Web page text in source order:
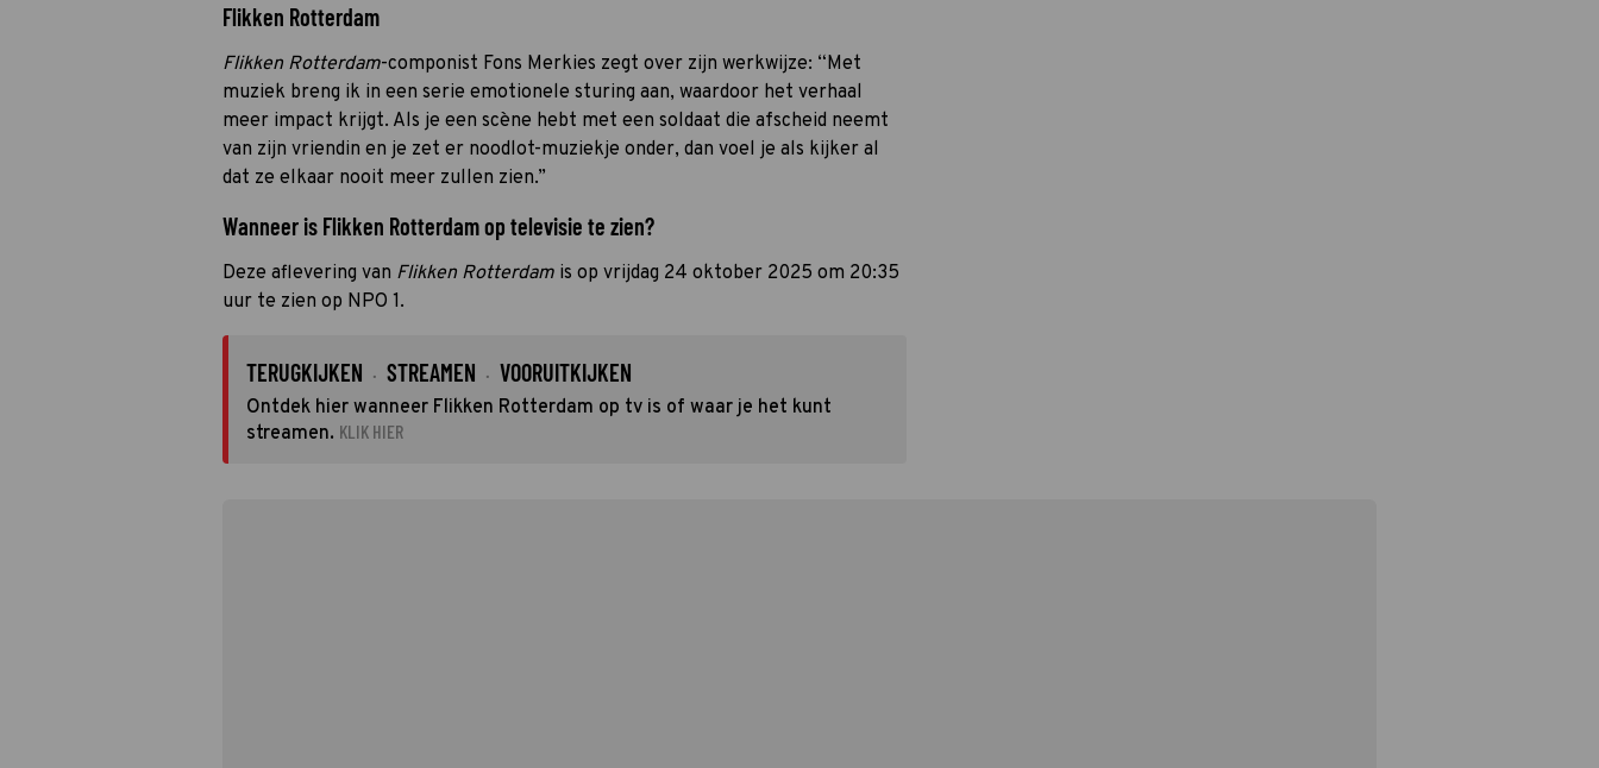
Flikken Rotterdam
Flikken Rotterdam-componist Fons Merkies zegt over zijn werkwijze: “Met
muziek breng ik in een serie emotionele sturing aan, waardoor het verhaal
meer impact krijgt. Als je een scène hebt met een soldaat die afscheid neemt
van zijn vriendin en je zet er noodlot-muziekje onder, dan voel je als kijker al
dat ze elkaar nooit meer zullen zien.”
Wanneer is Flikken Rotterdam op televisie te zien?
Deze aflevering van Flikken Rotterdam is op vrijdag 24 oktober 2025 om 20:35
uur te zien op NPO 1.
TERUGKIJKEN · STREAMEN · VOORUITKIJKEN
Ontdek hier wanneer Flikken Rotterdam op tv is of waar je het kunt
streamen. KLIK HIER